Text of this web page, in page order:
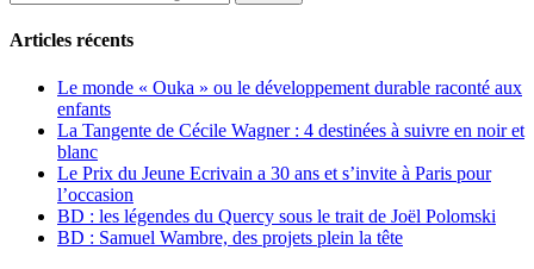
Articles récents
Le monde « Ouka » ou le développement durable raconté aux
enfants
La Tangente de Cécile Wagner : 4 destinées à suivre en noir et
blanc
Le Prix du Jeune Ecrivain a 30 ans et s’invite à Paris pour
l’occasion
BD : les légendes du Quercy sous le trait de Joël Polomski
BD : Samuel Wambre, des projets plein la tête